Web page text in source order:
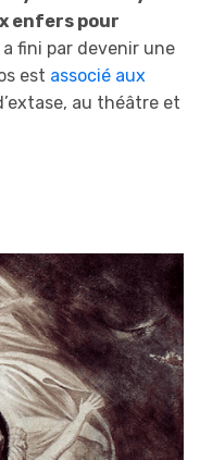
enfers pour
a fini par devenir une
est associé aux
au théâtre et